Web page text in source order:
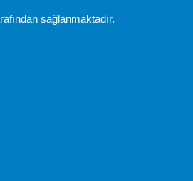
sağlanmaktadır.